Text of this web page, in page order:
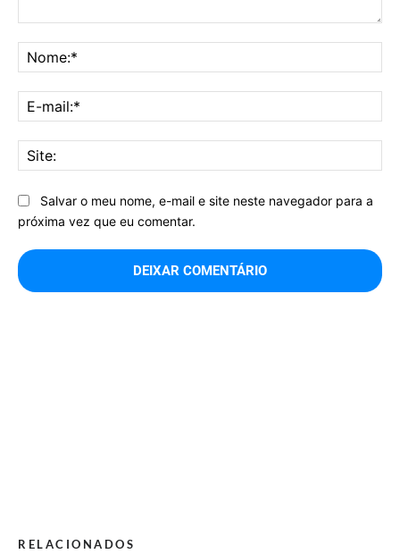
Salvar o meu nome, e-mail e site neste navegador para a
próxima vez que eu comentar.
RELACIONADOS